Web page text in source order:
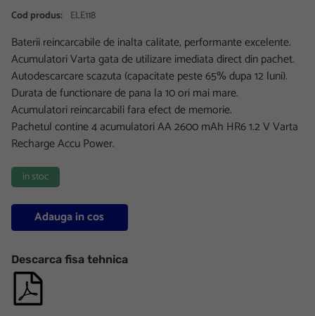
Cod produs: ELE118
Baterii reincarcabile de inalta calitate, performante excelente.
Acumulatori Varta gata de utilizare imediata direct din pachet.
Autodescarcare scazuta (capacitate peste 65% dupa 12 luni).
Durata de functionare de pana la 10 ori mai mare.
Acumulatori reincarcabili fara efect de memorie.
Pachetul contine 4 acumulatori AA 2600 mAh HR6 1.2 V Varta
Recharge Accu Power.
in stoc
Adauga in cos
Descarca fisa tehnica